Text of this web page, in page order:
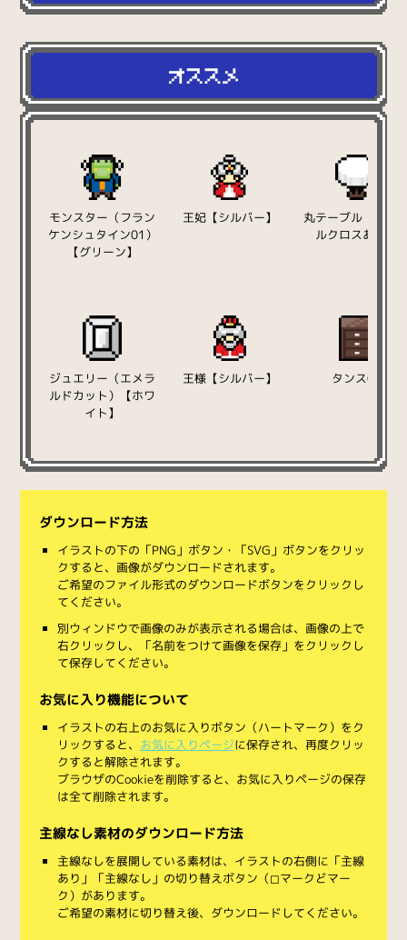
モンスター（フラン
ケンシュタイン01）
【グリーン】
王妃【シルバー】
丸テーブル（テー
ルクロスあり）
ジュエリー（エメラ
ルドカット）【ホワ
イト】
王様【シルバー】 タンス02
ダウンロード方法
イラストの下の「PNG」ボタン・「SVG」ボタンをクリッ
クすると、画像がダウンロードされます。
ご希望のファイル形式のダウンロードボタンをクリックし
てください。
別ウィンドウで画像のみが表示される場合は、画像の上で
右クリックし、「名前をつけて画像を保存」をクリックし
て保存してください。
お気に入り機能について
イラストの右上のお気に入りボタン（ハートマーク）をク
リックすると、 お気に入りページに保存され、再度クリッ
クすると解除されます。
ブラウザのCookieを削除すると、お気に入りページの保存
は全て削除されます。
主線なし素材のダウンロード方法
主線なしを展開している素材は、イラストの右側に「主線
あり」「主線なし」の切り替えボタン（◻︎マークと◼︎マー
ク）があります。
ご希望の素材に切り替え後、ダウンロードしてください。